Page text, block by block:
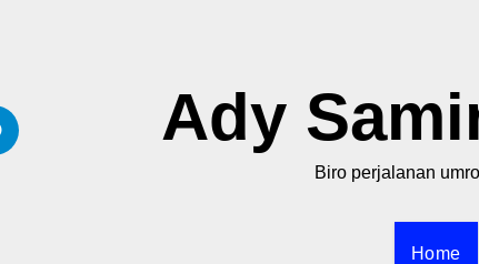
Ady
Biro perjalanan
Home